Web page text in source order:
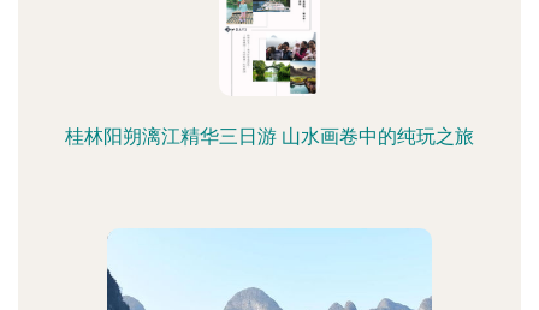
桂林阳朔漓江精华三日游 山水画卷中的纯玩之旅